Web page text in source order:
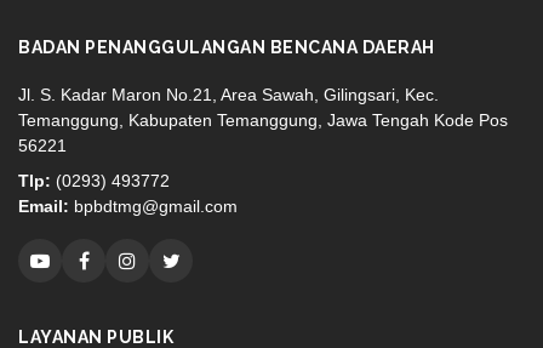
BADAN PENANGGULANGAN BENCANA DAERAH
Jl. S. Kadar Maron No.21, Area Sawah, Gilingsari, Kec.
Temanggung, Kabupaten Temanggung, Jawa Tengah Kode Pos
56221
Tlp: (0293) 493772
Email: bpbdtmg@gmail.com
LAYANAN PUBLIK